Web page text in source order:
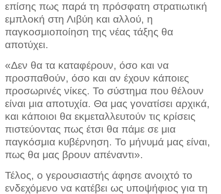
επίσης πως παρά τη πρόσφατη στρατιωτική
εμπλοκή στη Λιβύη και αλλού, η
παγκοσμιοποίηση της νέας τάξης θα
αποτύχει.
«Δεν θα τα καταφέρουν, όσο και να
προσπαθούν, όσο και αν έχουν κάποιες
προσωρινές νίκες. Το σύστημα που θέλουν
είναι μια αποτυχία. Θα μας γονατίσει αρχικά,
και κάποιοι θα εκμεταλλευτούν τις κρίσεις
πιστεύοντας πως έτσι θα πάμε σε μια
παγκόσμια κυβέρνηση. Το μήνυμά μας είναι,
πως θα μας βρουν απέναντι».
Τέλος, ο γερουσιαστής άφησε ανοιχτό το
ενδεχόμενο να κατέβει ως υποψήφιος για τη